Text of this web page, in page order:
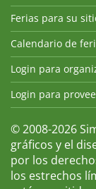
Ferias para su
Calendario de
Login para
Login para
© 2008-2026
gráficos y el
por los
los estrechos